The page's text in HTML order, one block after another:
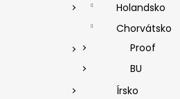
Holandsko
Chorvátsko
Proof
BU
Írsko